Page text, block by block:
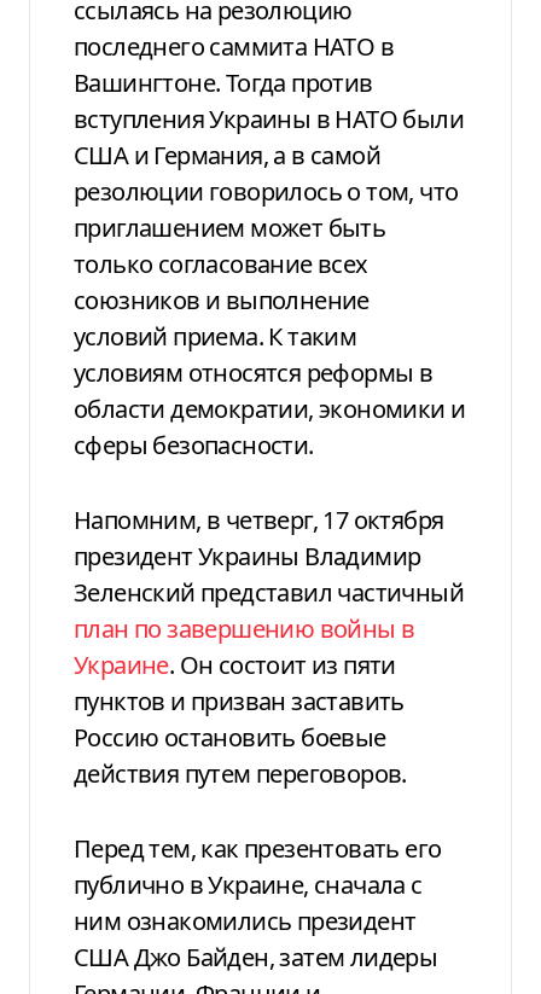
ссылаясь на резолюцию
последнего саммита НАТО в
Вашингтоне. Тогда против
вступления Украины в НАТО были
США и Германия, а в самой
резолюции говорилось о том, что
приглашением может быть
только согласование всех
союзников и выполнение
условий приема. К таким
условиям относятся реформы в
области демократии, экономики и
сферы безопасности.
Напомним, в четверг, 17 октября
президент Украины Владимир
Зеленский представил частичный
план по завершению войны в
Украине. Он состоит из пяти
пунктов и призван заставить
Россию остановить боевые
действия путем переговоров.
Перед тем, как презентовать его
публично в Украине, сначала с
ним ознакомились президент
США Джо Байден, затем лидеры